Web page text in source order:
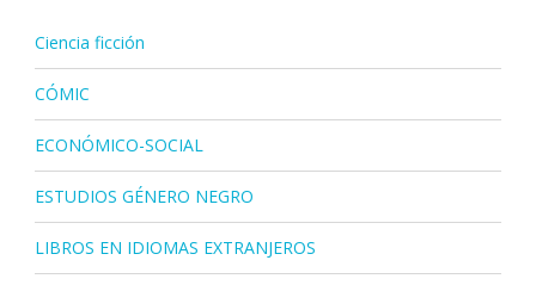
Ciencia ficción
CÓMIC
ECONÓMICO-SOCIAL
ESTUDIOS GÉNERO NEGRO
LIBROS EN IDIOMAS EXTRANJEROS